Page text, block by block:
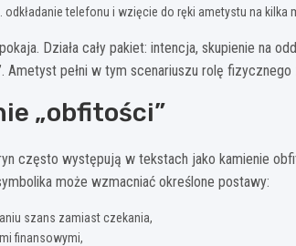
odkładanie telefonu i wzięcie do ręki ametystu na kilka
Działa cały pakiet: intencja, skupienie na
Ametyst pełni w tym scenariuszu rolę fizycznego
„obfitości”
często występują w tekstach jako kamienie
może wzmacniać określone postawy:
szans zamiast czekania,
finansowymi,